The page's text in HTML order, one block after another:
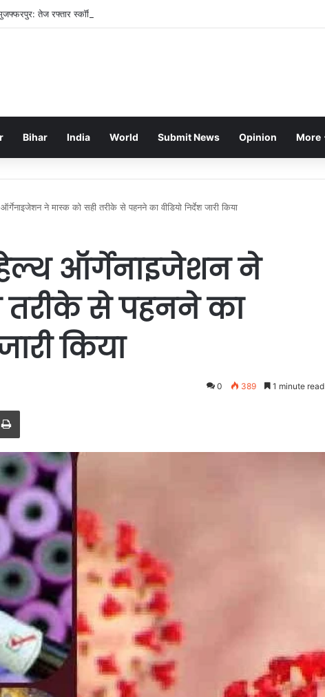
तेज रफ्तार स्कॉर्पियो ने पुलिसकर्मी और होटल संचालक को रौंदा, जवान की मौत, दो गंभीर
Bihar India World Submit News Opinion More
ने मास्क को सही तरीके से पहनने का वीडियो निर्देश जारी किया
हेल्थ ऑर्गेनाइजेशन ने
तरीके से पहनने का
किया
0 389 1 minute read
Print